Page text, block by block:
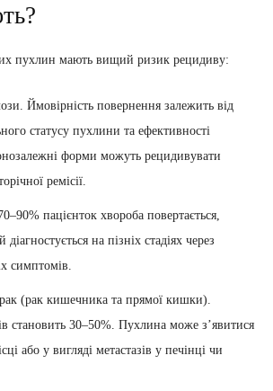
пухлин мають вищий ризик рецидиву:
Ймовірність повернення залежить від
статусу пухлини та ефективності
форми можуть рецидивувати
ремісії.
пацієнток хвороба повертається,
діагностується на пізніх стадіях через
симптомів.
(рак кишечника та прямої кишки).
становить 30–50%. Пухлина може з’явитися
або у вигляді метастазів у печінці чи